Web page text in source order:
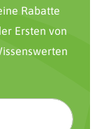
Rabatte
Ersten von